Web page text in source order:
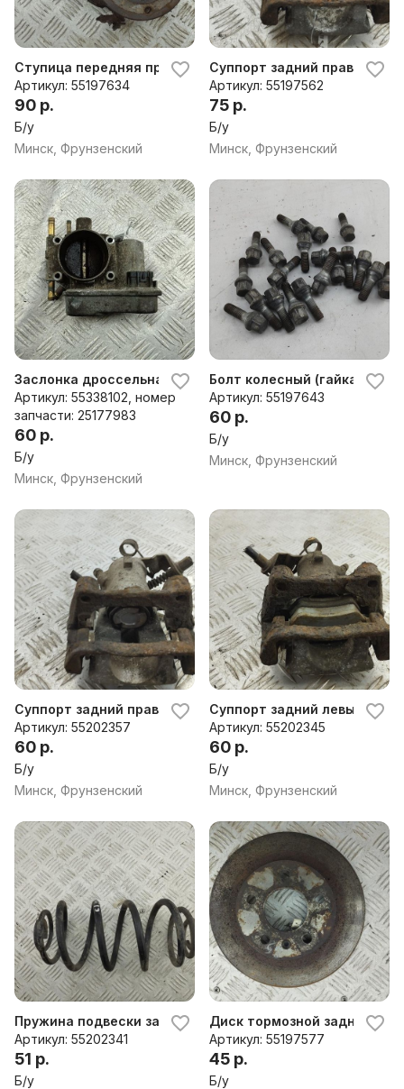
Ступица передняя правая Opel Meriva A (2003-2010)
Артикул: 55197634
90 р.
Б/у
Минск, Фрунзенский
Суппорт задний правый
Артикул: 55197562
75 р.
Б/у
Минск, Фрунзенский
Заслонка дроссельная Opel Meriva A (2003-2010)
Артикул: 55338102, номер
запчасти: 25177983
60 р.
Б/у
Минск, Фрунзенский
Болт колесный (гайка
Артикул: 55197643
60 р.
Б/у
Минск, Фрунзенский
Суппорт задний правый Opel Meriva A (2003-2010)
Артикул: 55202357
60 р.
Б/у
Минск, Фрунзенский
Суппорт задний левый Opel
Артикул: 55202345
60 р.
Б/у
Минск, Фрунзенский
Пружина подвески задняя Opel Meriva A (2003-2010)
Артикул: 55202341
51 р.
Б/у
Диск тормозной задний
Артикул: 55197577
45 р.
Б/у